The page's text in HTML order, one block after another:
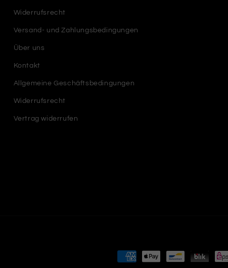
Widerrufsrecht
Versand- und Zahlungsbedingungen
Über uns
Kontakt
Allgemeine Geschäftsbedingungen
Widerrufsrecht
Vertrag widerrufen
Zahlungsmethoden